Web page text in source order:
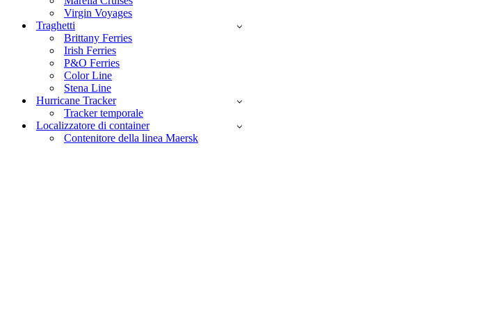
Virgin Voyages
Traghetti
Brittany Ferries
Irish Ferries
P&O Ferries
Color Line
Stena Line
Hurricane Tracker
Tracker temporale
Localizzatore di container
Contenitore della linea Maersk